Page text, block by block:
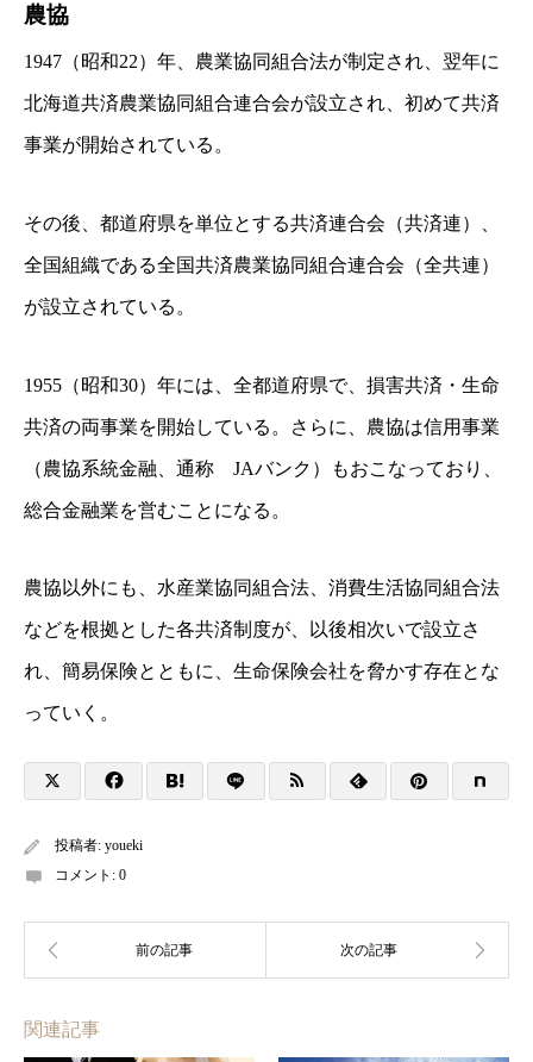
農協
1947（昭和22）年、農業協同組合法が制定され、翌年に
北海道共済農業協同組合連合会が設立され、初めて共済
事業が開始されている。
その後、都道府県を単位とする共済連合会（共済連）、
全国組織である全国共済農業協同組合連合会（全共連）
が設立されている。
1955（昭和30）年には、全都道府県で、損害共済・生命
共済の両事業を開始している。さらに、農協は信用事業
（農協系統金融、通称 JAバンク）もおこなっており、
総合金融業を営むことになる。
農協以外にも、水産業協同組合法、消費生活協同組合法
などを根拠とした各共済制度が、以後相次いで設立さ
れ、簡易保険とともに、生命保険会社を脅かす存在とな
っていく。
投稿者: youeki
コメント: 0
関連記事